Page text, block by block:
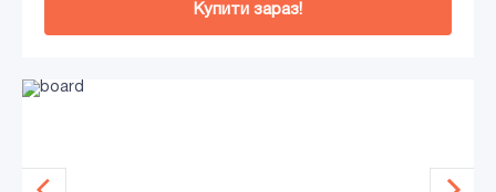
Купити зараз!